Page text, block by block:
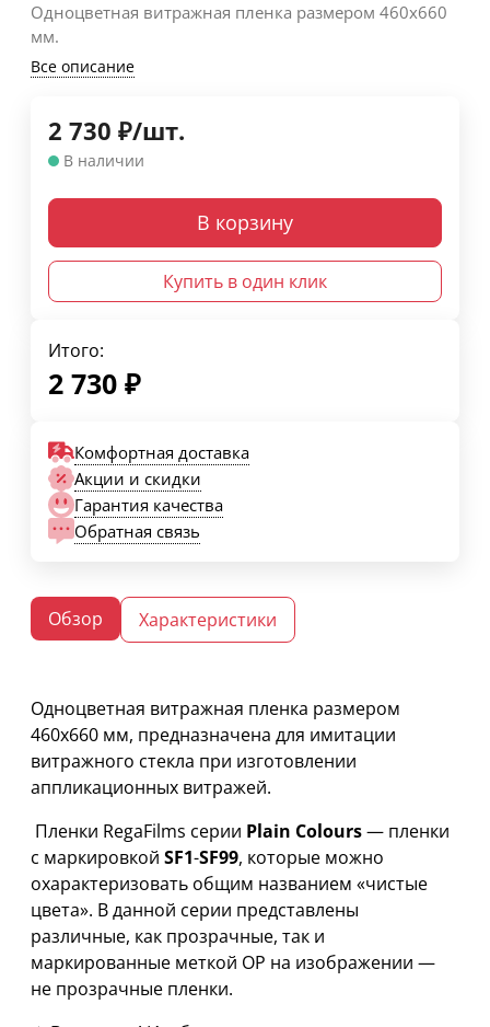
Одноцветная витражная пленка размером 460х660
мм.
Все описание
2 730 ₽/шт.
В наличии
В корзину
Купить в один клик
Итого:
2 730 ₽
Комфортная доставка
Акции и скидки
Гарантия качества
Обратная связь
Обзор Характеристики
Одноцветная витражная пленка размером
460х660 мм, предназначена для имитации
витражного стекла при изготовлении
аппликационных витражей.
Пленки RegaFilms серии Plain Colours— пленки
с маркировкой SF1-SF99, которые можно
охарактеризовать общим названием «чистые
цвета». В данной серии представлены
различные, как прозрачные, так и
маркированные меткой OP на изображении —
не прозрачные пленки.